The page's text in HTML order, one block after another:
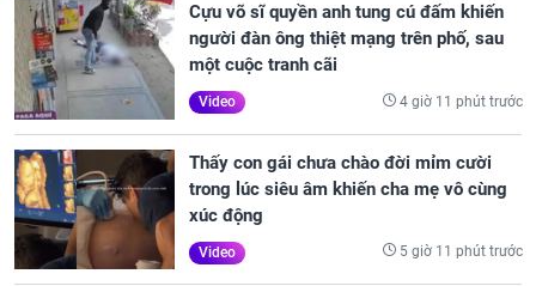
Cựu võ sĩ quyền anh tung cú đấm khiến
người đàn ông thiệt mạng trên phố, sau
một cuộc tranh cãi
Video 4 giờ 11 phút trước
Thấy con gái chưa chào đời mỉm cười
trong lúc siêu âm khiến cha mẹ vô cùng
xúc động
Video 5 giờ 11 phút trước